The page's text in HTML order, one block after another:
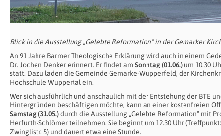
Blick in die Ausstellung „Gelebte Reformation“ in der Gemarker
An 91 Jahre Barmer Theologische Erklärung wird auch in einem
Dr. Jochen Denker erinnert. Er findet am Sonntag (01.06.) um 10.30
statt. Dazu laden die Gemeinde Gemarke-Wupperfeld, der
Hochschule Wuppertal ein.
Wer sich ausführlich und anschaulich mit der Entstehung der BTE
Hintergründen beschäftigen möchte, kann an einer kostenfreien
Samstag (31.05.)durch die Ausstellung „Gelebte Reformation“ mit
Herfurth-Schlömer teilnehmen. Sie beginnt um 12.30 Uhr
Zwinglistr. 5) und dauert etwa eine Stunde.